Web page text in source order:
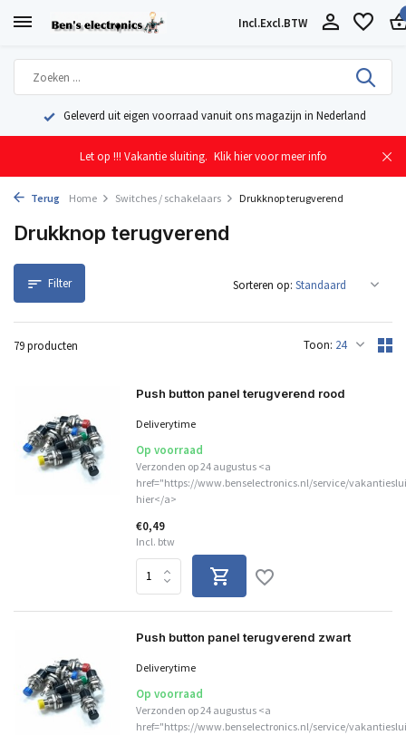
Incl.Excl.BTW
Geleverd uit eigen voorraad vanuit ons magazijn in Nederland
Let op !!! Vakantie sluiting. Klik hier voor meer info
Terug Home Switches / schakelaars Drukknop terugverend
Drukknop terugverend
Filter
79 producten Toon:
Sorteren op:
Push button panel terugverend rood
Deliverytime
Op voorraad
Verzonden op 24 augustus <a
href="https://www.benselectronics.nl/service/
hier</a>
€0,49
Incl. btw
Push button panel terugverend zwart
Deliverytime
Op voorraad
Verzonden op 24 augustus <a
href="https://www.benselectronics.nl/service/